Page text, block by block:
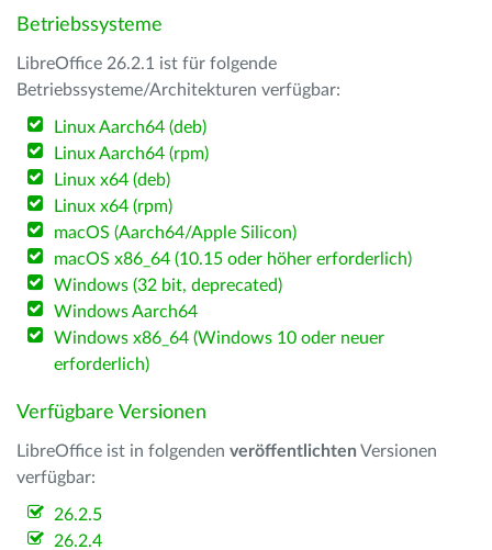
Betriebssysteme
LibreOffice 26.2.1 ist für folgende
Betriebssysteme/Architekturen verfügbar:
Linux Aarch64 (deb)
Linux Aarch64 (rpm)
Linux x64 (deb)
Linux x64 (rpm)
macOS (Aarch64/Apple Silicon)
macOS x86_64 (10.15 oder höher erforderlich)
Windows (32 bit, deprecated)
Windows Aarch64
Windows x86_64 (Windows 10 oder neuer
erforderlich)
Verfügbare Versionen
LibreOffice ist in folgenden veröffentlichten Versionen
verfügbar:
26.2.5
26.2.4